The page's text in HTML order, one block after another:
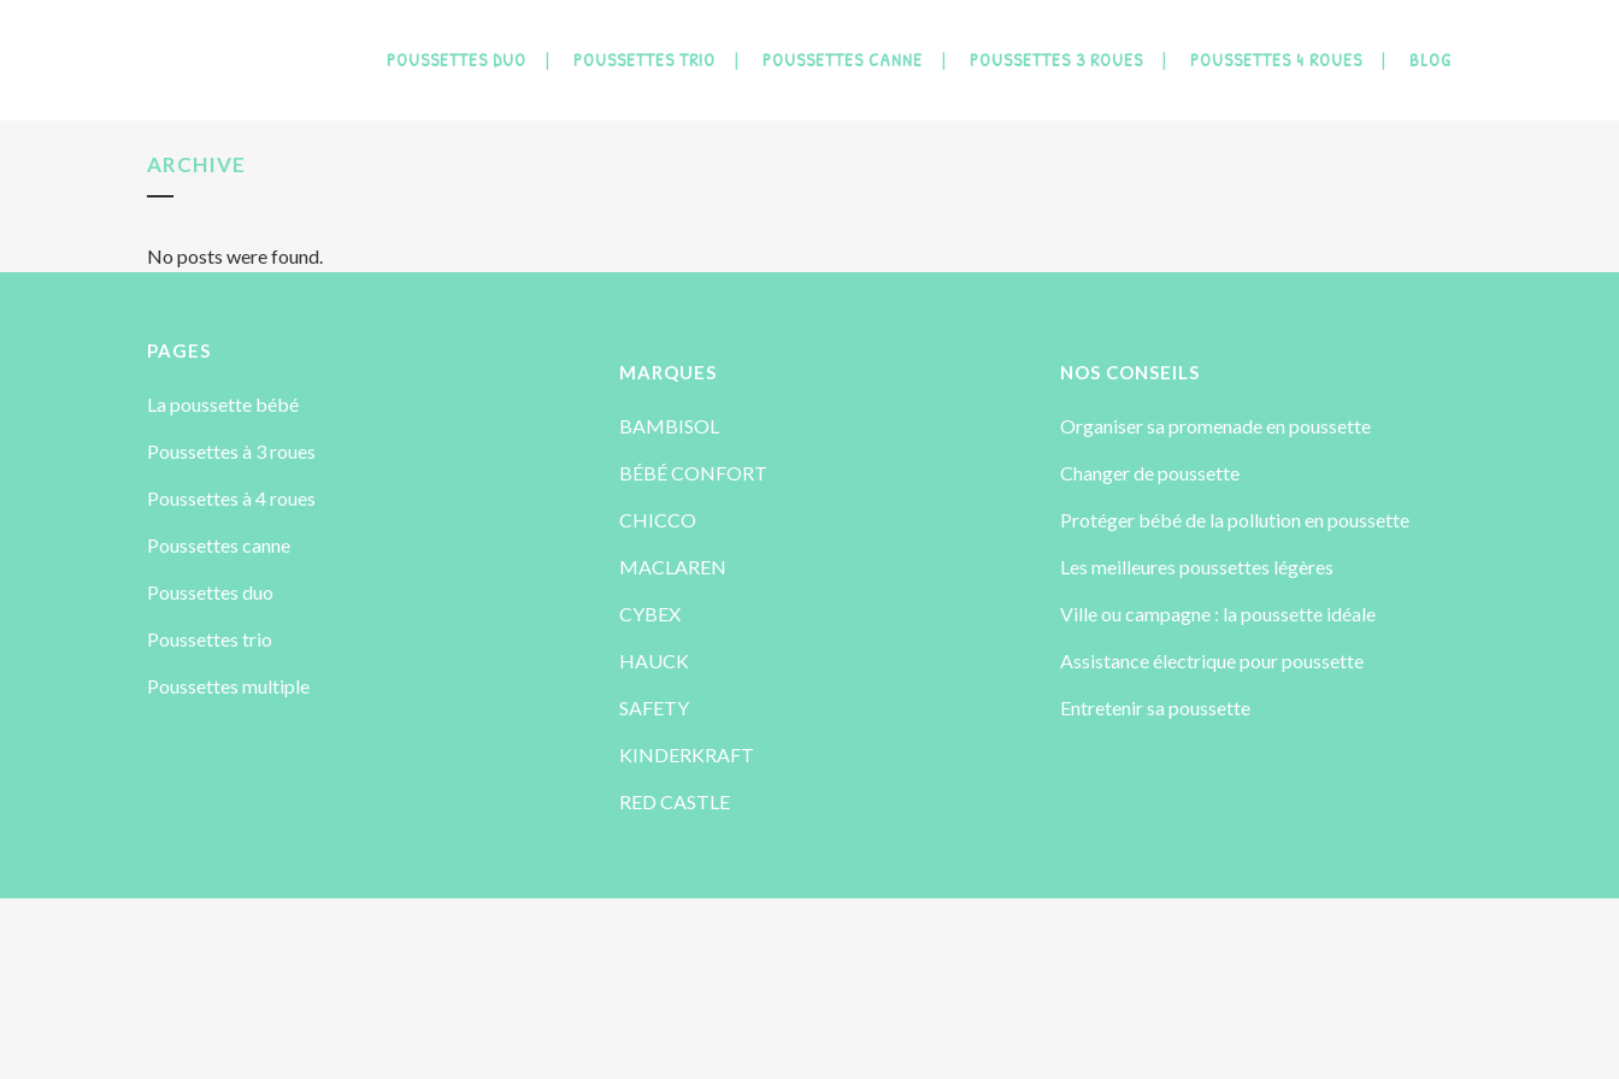
POUSSETTES DUO POUSSETTES TRIO POUSSETTES CANNE POUSSETTES 3 ROUES POUSSETTES 4 ROUES BLOG
ARCHIVE
No posts were found.
PAGES
La poussette bébé
Poussettes à 3 roues
Poussettes à 4 roues
Poussettes canne
Poussettes duo
Poussettes trio
Poussettes multiple
MARQUES
BAMBISOL
BÉBÉ CONFORT
CHICCO
MACLAREN
CYBEX
HAUCK
SAFETY
KINDERKRAFT
RED CASTLE
NOS CONSEILS
Organiser sa promenade en poussette
Changer de poussette
Protéger bébé de la pollution en poussette
Les meilleures poussettes légères
Ville ou campagne : la poussette idéale
Assistance électrique pour poussette
Entretenir sa poussette